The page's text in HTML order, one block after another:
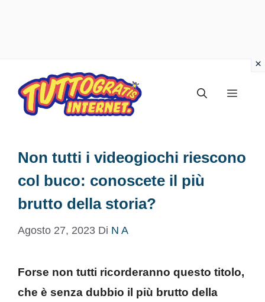
contenuto
Menu
Non tutti i videogiochi riescono
col buco: conoscete il più
brutto della storia?
Agosto 27, 2023 Di N A
Forse non tutti ricorderanno questo titolo,
che è senza dubbio il più brutto della